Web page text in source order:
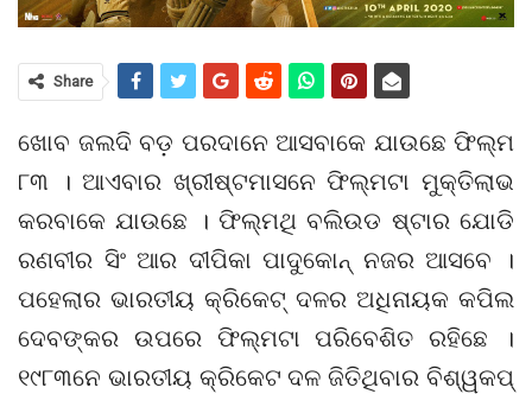
Share
ଖୋବ ଜଲଦି ବଡ଼ ପରଦାନେ ଆସବାକେ ଯାଉଛେ ଫିଲ୍ମ
୮୩ । ଆଏବାର ଖ୍ରୀଷ୍ଟମାସନେ ଫିଲ୍ମଟା ମୁକ୍ତିଲାଭ
କରବାକେ ଯାଉଛେ । ଫିଲ୍ମଥି ବଲିଉଡ ଷ୍ଟାର ଯୋଡି
ରଣବୀର ସିଂ ଆର ଦୀପିକା ପାଦୁକୋନ୍ ନଜର ଆସବେ ।
ପହେଲାର ଭାରତୀୟ କ୍ରିକେଟ୍ ଦଳର ଅଧିନାୟକ କପିଲ
ଦେବଙ୍କର ଉପରେ ଫିଲ୍ମଟା ପରିବେଶିତ ରହିଛେ ।
୧୯୮୩ନେ ଭାରତୀୟ କ୍ରିକେଟ ଦଳ ଜିତିଥିବାର ବିଶ୍ୱକପ୍